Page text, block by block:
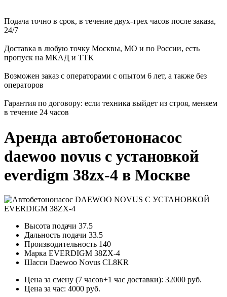
Подача точно в срок, в течение двух-трех часов после заказа,
24/7
Доставка в любую точку Москвы, МО и по России, есть
пропуск на МКАД и ТТК
Возможен заказ с операторами с опытом 6 лет, а также без
операторов
Гарантия по договору: если техника выйдет из строя, меняем
в течение 24 часов
Аренда автобетононасос
daewoo novus с установкой
everdigm 38zx-4 в Москве
Высота подачи 37.5
Дальность подачи 33.5
Производительность 140
Марка EVERDIGM 38ZX-4
Шасси Daewoo Novus CL8KR
Цена за смену (7 часов+1 час доставки): 32000 руб.
Цена за час: 4000 руб.